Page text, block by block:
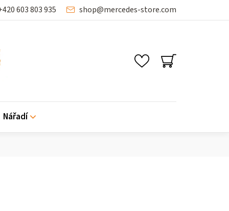
shop@mercedes-store.com
603 803 935
SHOPPING
CART
Nářadí